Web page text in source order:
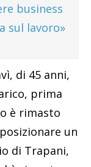
business
sul lavoro»
di 45 anni,
prima
è rimasto
un
di Trapani,